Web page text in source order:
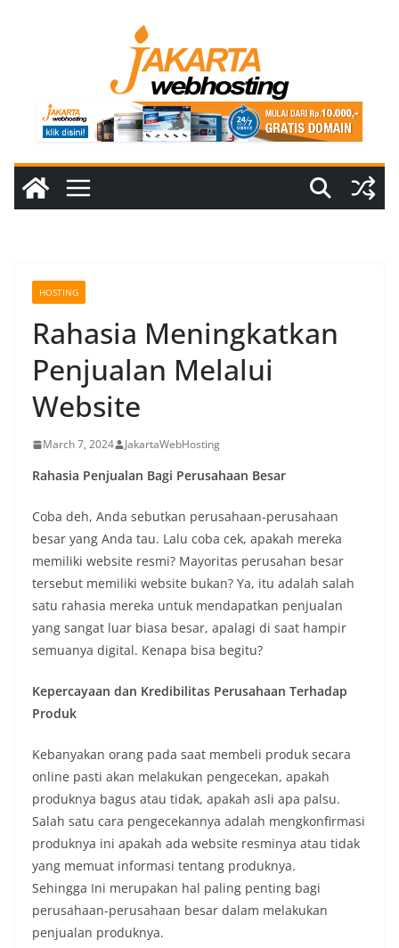
HOSTING
Rahasia Meningkatkan
Penjualan Melalui
Website
March 7, 2024 JakartaWebHosting
Rahasia Penjualan Bagi Perusahaan Besar
Coba deh, Anda sebutkan perusahaan-perusahaan
besar yang Anda tau. Lalu coba cek, apakah mereka
memiliki website resmi? Mayoritas perusahan besar
tersebut memiliki website bukan? Ya, itu adalah salah
satu rahasia mereka untuk mendapatkan penjualan
yang sangat luar biasa besar, apalagi di saat hampir
semuanya digital. Kenapa bisa begitu?
Kepercayaan dan Kredibilitas Perusahaan Terhadap
Produk
Kebanyakan orang pada saat membeli produk secara
online pasti akan melakukan pengecekan, apakah
produknya bagus atau tidak, apakah asli apa palsu.
Salah satu cara pengecekannya adalah mengkonfirmasi
produknya ini apakah ada website resminya atau tidak
yang memuat informasi tentang produknya.
Sehingga Ini merupakan hal paling penting bagi
perusahaan-perusahaan besar dalam melakukan
penjualan produknya.